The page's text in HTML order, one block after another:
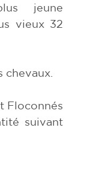
jeune
vieux 32
chevaux.
Floconnés
suivant